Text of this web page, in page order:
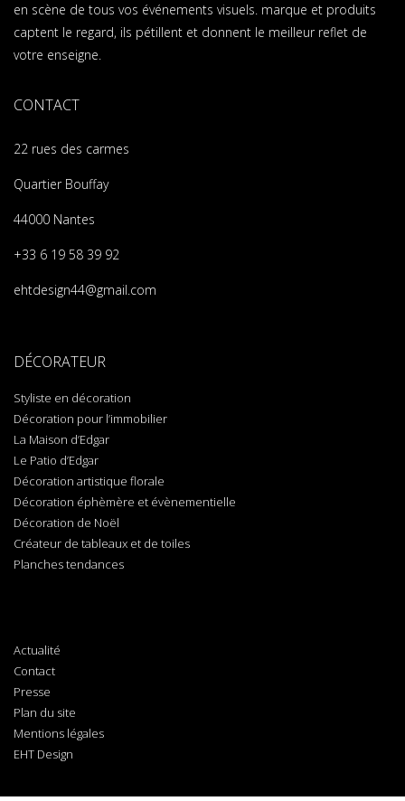
en scène de tous vos événements visuels. marque et produits
captent le regard, ils pétillent et donnent le meilleur reflet de
votre enseigne.
CONTACT
22 rues des carmes
Quartier Bouffay
44000 Nantes
+33 6 19 58 39 92
ehtdesign44@gmail.com
DÉCORATEUR
Styliste en décoration
Décoration pour l’immobilier
La Maison d’Edgar
Le Patio d’Edgar
Décoration artistique florale
Décoration éphèmère et évènementielle
Décoration de Noël
Créateur de tableaux et de toiles
Planches tendances
Actualité
Contact
Presse
Plan du site
Mentions légales
EHT Design